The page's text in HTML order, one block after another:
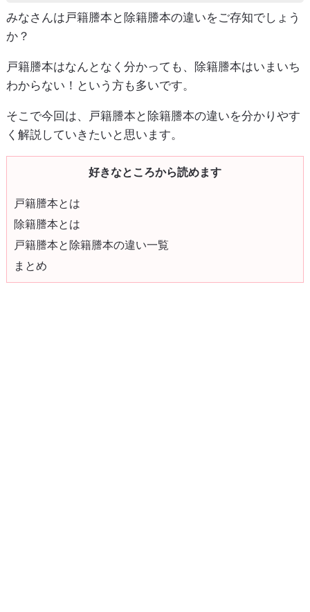
みなさんは戸籍謄本と除籍謄本の違いをご存知でしょう
か？
戸籍謄本はなんとなく分かっても、除籍謄本はいまいち
わからない！という方も多いです。
そこで今回は、戸籍謄本と除籍謄本の違いを分かりやす
く解説していきたいと思います。
好きなところから読めます
戸籍謄本とは
除籍謄本とは
戸籍謄本と除籍謄本の違い一覧
まとめ